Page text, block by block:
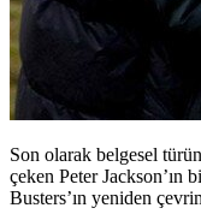
Son olarak belgesel
çeken Peter Jackson’ın
Busters’ın yeniden